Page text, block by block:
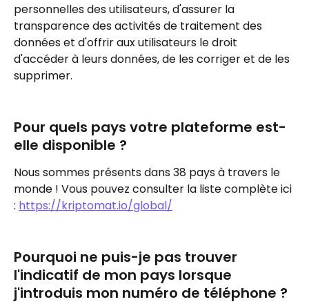
personnelles des utilisateurs, d'assurer la
transparence des activités de traitement des
données et d'offrir aux utilisateurs le droit
d'accéder à leurs données, de les corriger et de les
supprimer.
Pour quels pays votre plateforme est-
elle disponible ?
Nous sommes présents dans 38 pays à travers le
monde ! Vous pouvez consulter la liste complète ici
: https://kriptomat.io/global/
Pourquoi ne puis-je pas trouver
l'indicatif de mon pays lorsque
j'introduis mon numéro de téléphone ?